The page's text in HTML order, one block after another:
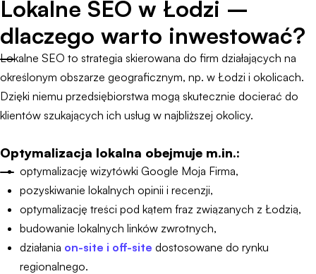
Lokalne SEO w Łodzi –
dlaczego warto inwestować?
Lokalne SEO to strategia skierowana do firm działających na
określonym obszarze geograficznym, np. w Łodzi i okolicach.
Dzięki niemu przedsiębiorstwa mogą skutecznie docierać do
klientów szukających ich usług w najbliższej okolicy.
Optymalizacja lokalna obejmuje m.in.:
optymalizację wizytówki Google Moja Firma,
pozyskiwanie lokalnych opinii i recenzji,
optymalizację treści pod kątem fraz związanych z Łodzią,
budowanie lokalnych linków zwrotnych,
działania on-site i off-site dostosowane do rynku
regionalnego.